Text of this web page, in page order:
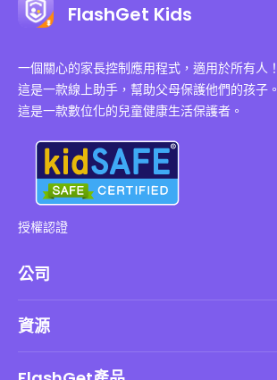
FlashGet Kids
一個關心的家長控制應用程式，適用於所有人！
這是一款線上助手，幫助父母保護他們的孩子。
這是一款數位化的兒童健康生活保護者。
授權認證
公司
DMCA 政策
資源